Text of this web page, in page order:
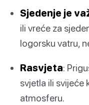
Sjedenje je
ili vreće za
logorsku vatru,
Rasvjeta:
svjetla ili svijeće
atmosferu.